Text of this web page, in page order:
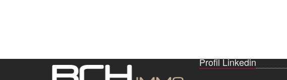
Profil Linkedin